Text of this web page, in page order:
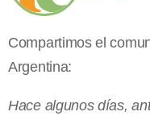
Compartimos el
Argentina:
Hace algunos días,